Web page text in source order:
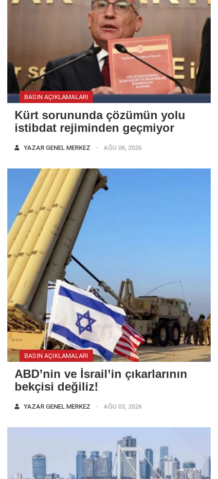
BASIN AÇIKLAMALARI
Kürt sorununda çözümün yolu
istibdat rejiminden geçmiyor
YAZAR GENEL MERKEZ AĞU 06, 2026
BASIN AÇIKLAMALARI
ABD’nin ve İsrail’in çıkarlarının
bekçisi değiliz!
YAZAR GENEL MERKEZ AĞU 03, 2026